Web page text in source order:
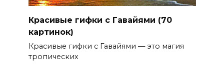
Красивые гифки с Гавайями (70
картинок)
Красивые гифки с Гавайями — это магия
тропических